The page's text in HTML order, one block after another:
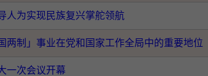
人为实现民族复兴掌舵领航
两制」事业在党和国家工作全局中的重要地位
一次会议开幕